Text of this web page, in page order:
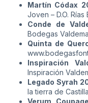
Martín Códax
Joven – D.O. Rías
Conde de
Bodegas
Quinta de
Inspiración
Inspiración
Legado Syrah
la tierra de